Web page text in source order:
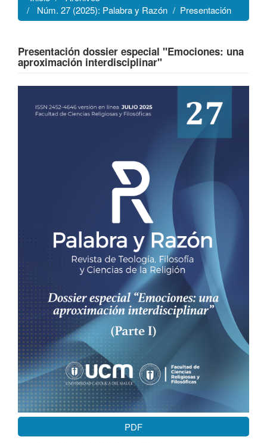
Núm. 27 (2025): Palabra y Razón
Presentación
Presentación dossier especial "Emociones: una
aproximación interdisciplinar"
Barra
artículo
PDF